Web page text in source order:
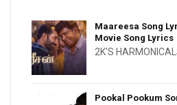
Maareesa Song
Movie Song Lyrics
2K'S
Pookal Pookum